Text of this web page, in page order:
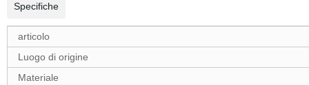
Specifiche
articolo
Luogo di origine
Materiale